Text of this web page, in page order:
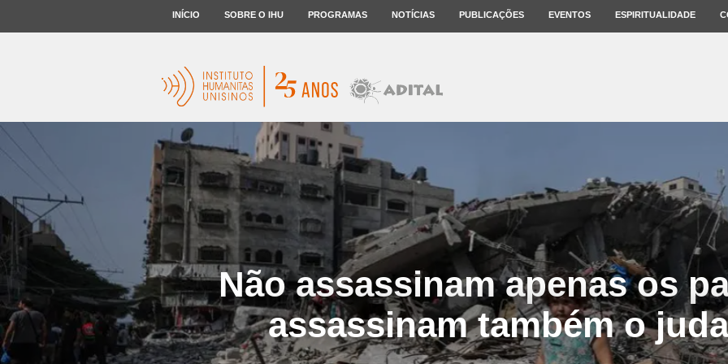
INÍCIO SOBRE O IHU PROGRAMAS NOTÍCIAS PUBLICAÇÕES EVENTOS ESPIRITUALIDADE
Não assassinam apenas os
assassinam também o